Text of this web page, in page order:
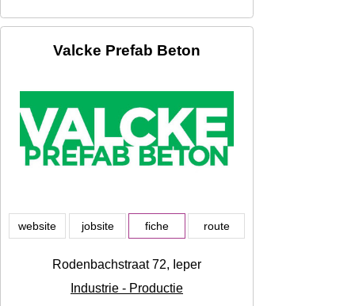
Valcke Prefab Beton
website jobsite fiche route
Rodenbachstraat 72, Ieper
Industrie - Productie